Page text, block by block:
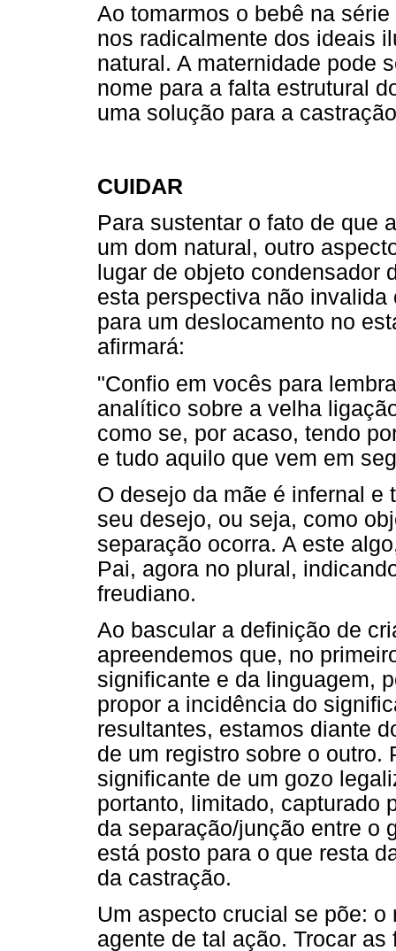
Ao tomarmos o bebê na
nos radicalmente dos ideais
natural. A maternidade pode
nome para a falta estrutural
uma solução para a
CUIDAR
Para sustentar o fato de que
um dom natural, outro
lugar de objeto condensador
esta perspectiva não
para um deslocamento no
afirmará:
"Confio em vocês para
analítico sobre a velha
como se, por acaso, tendo
e tudo aquilo que vem em
O desejo da mãe é infernal e
seu desejo, ou seja, como
separação ocorra. A este
Pai, agora no plural,
freudiano.
Ao bascular a definição de
apreendemos que, no
significante e da linguagem,
propor a incidência do
resultantes, estamos diante
de um registro sobre o outro.
significante de um gozo
portanto, limitado, capturado
da separação/junção entre o
está posto para o que resta
da castração.
Um aspecto crucial se põe:
agente de tal ação. Trocar